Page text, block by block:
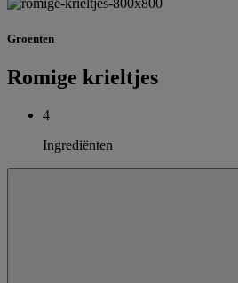
Groenten
Romige krieltjes
4
Ingrediënten